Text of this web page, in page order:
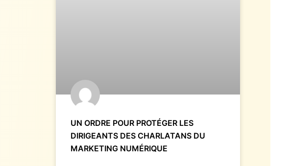
UN ORDRE POUR PROTÉGER LES
DIRIGEANTS DES CHARLATANS DU
MARKETING NUMÉRIQUE